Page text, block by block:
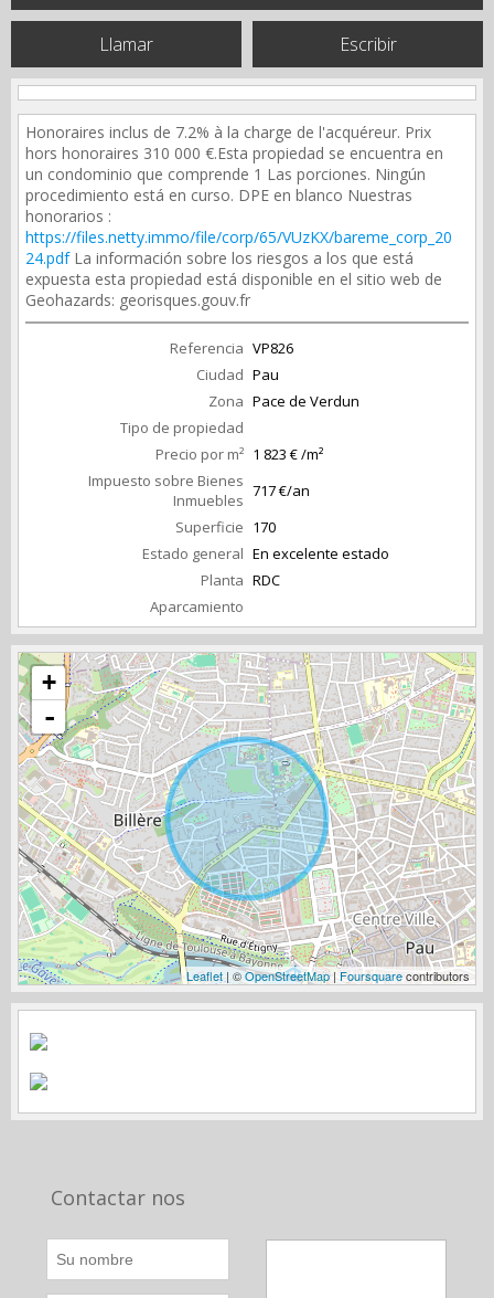
Llamar Escribir
Honoraires inclus de 7.2% à la charge de l'acquéreur. Prix
hors honoraires 310 000 €.Esta propiedad se encuentra en
un condominio que comprende 1 Las porciones. Ningún
procedimiento está en curso. DPE en blanco Nuestras
honorarios :
https://files.netty.immo/file/corp/65/VUzKX/bareme_corp_20
24.pdfLa información sobre los riesgos a los que está
expuesta esta propiedad está disponible en el sitio web de
Geohazards: georisques.gouv.fr
Referencia VP826
Ciudad Pau
Zona Pace de Verdun
Tipo de propiedad
Precio por m² 1 823 € /m²
Impuesto sobre Bienes
Inmuebles 717 €/an
Superficie 170
Estado general En excelente estado
Planta RDC
Aparcamiento
+
-
Leaflet| ©OpenStreetMap|Foursquarecontributors
Contactar nos